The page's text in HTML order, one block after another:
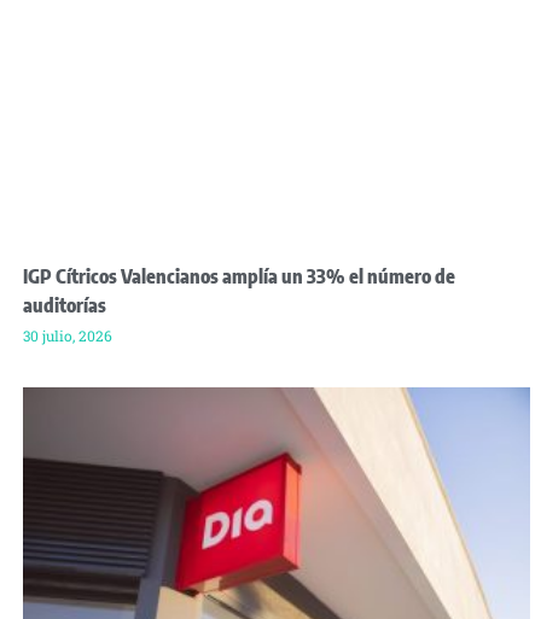
IGP Cítricos Valencianos amplía un 33% el número de
auditorías
30 julio, 2026